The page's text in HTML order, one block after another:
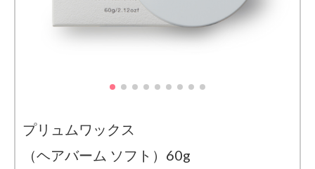
プリュムワックス
（ヘアバーム ソフト）60g